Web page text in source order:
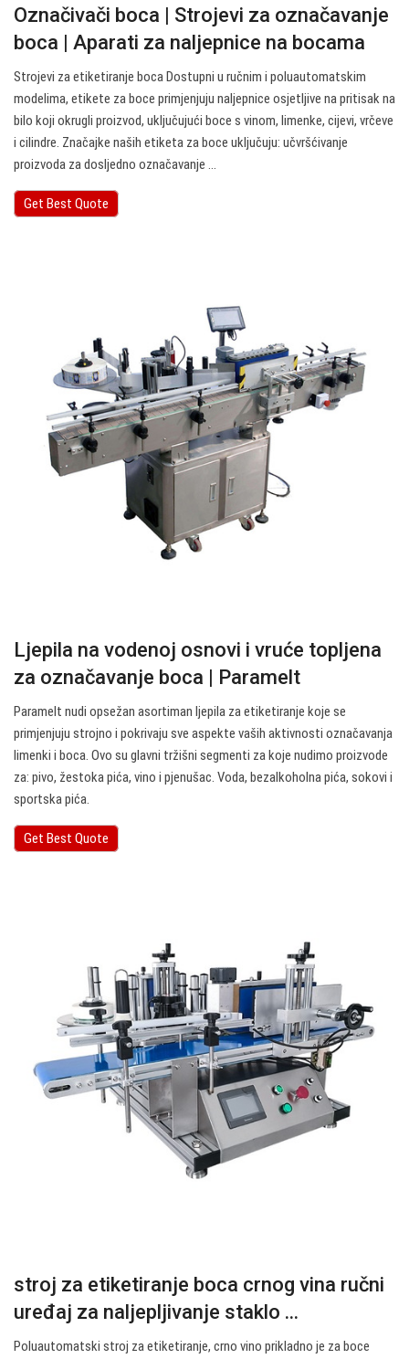
Označivači boca | Strojevi za označavanje
boca | Aparati za naljepnice na bocama
Strojevi za etiketiranje boca Dostupni u ručnim i poluautomatskim
modelima, etikete za boce primjenjuju naljepnice osjetljive na pritisak na
bilo koji okrugli proizvod, uključujući boce s vinom, limenke, cijevi, vrčeve
i cilindre. Značajke naših etiketa za boce uključuju: učvršćivanje
proizvoda za dosljedno označavanje ...
Get Best Quote
Ljepila na vodenoj osnovi i vruće topljena
za označavanje boca | Paramelt
Paramelt nudi opsežan asortiman ljepila za etiketiranje koje se
primjenjuju strojno i pokrivaju sve aspekte vaših aktivnosti označavanja
limenki i boca. Ovo su glavni tržišni segmenti za koje nudimo proizvode
za: pivo, žestoka pića, vino i pjenušac. Voda, bezalkoholna pića, sokovi i
sportska pića.
Get Best Quote
stroj za etiketiranje boca crnog vina ručni
uređaj za naljepljivanje staklo ...
Poluautomatski stroj za etiketiranje, crno vino prikladno je za boce